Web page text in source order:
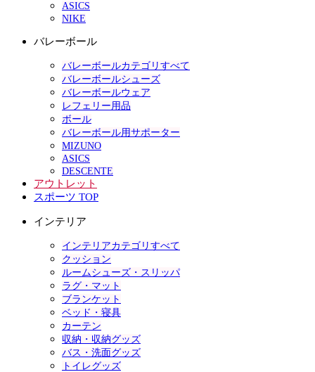
ASICS
NIKE
バレーボール
バレーボールカテゴリすべて
バレーボールシューズ
バレーボールウェア
レフェリー用品
ボール
バレーボール用サポーター
MIZUNO
ASICS
DESCENTE
アウトレット
スポーツ TOP
インテリア
インテリアカテゴリすべて
クッション
ルームシューズ・スリッパ
ラグ・マット
ブランケット
ベッド・寝具
カーテン
収納・収納グッズ
バス・洗面グッズ
トイレグッズ